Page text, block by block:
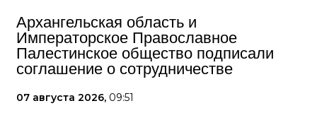
Архангельская область и
Императорское Православное
Палестинское общество подписали
соглашение о сотрудничестве
07 августа 2026, 09:51